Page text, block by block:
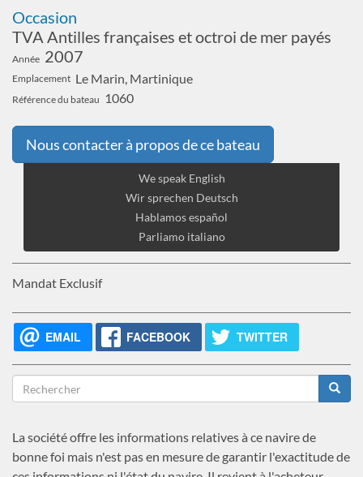
Occasion
TVA Antilles françaises et octroi de mer payés
Année 2007
Emplacement Le Marin, Martinique
Référence du bateau 1060
Nous contacter à propos de ce bateau
We speak English
Wir sprechen Deutsch
Hablamos español
Parliamo italiano
Mandat Exclusif
EMAIL FACEBOOK TWITTER
Formulaire
de
recherche
La société offre les informations relatives à ce navire de
bonne foi mais n'est pas en mesure de garantir l'exactitude de